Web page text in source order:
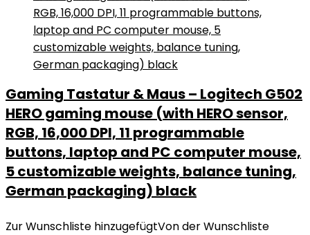
Gaming Tastatur & Maus – Logitech G502
HERO gaming mouse (with HERO sensor,
RGB, 16,000 DPI, 11 programmable
buttons, laptop and PC computer mouse,
5 customizable weights, balance tuning,
German packaging) black
Zur Wunschliste hinzugefügtVon der Wunschliste